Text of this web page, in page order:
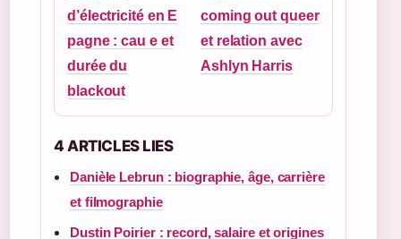
d’électricité en E
pagne : cau e et
durée du
blackout
coming out queer
et relation avec
Ashlyn Harris
4 ARTICLES LIES
Danièle Lebrun : biographie, âge, carrière
et filmographie
Dustin Poirier : record, salaire et origines